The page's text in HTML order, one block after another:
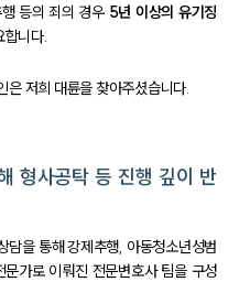
등의 죄의 경우 5년 이상의 유기징
합니다.
은 저희 대륜을 찾아주셨습니다.
형사공탁 등 진행 깊이 반
담을 통해 강제추행, 아동청소년성범
가로 이뤄진 전문변호사 팀을 구성